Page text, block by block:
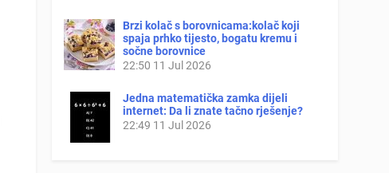
Brzi kolač s borovnicama:kolač koji
spaja prhko tijesto, bogatu kremu i
sočne borovnice
22:50 11 Jul 2026
Jedna matematička zamka dijeli
internet: Da li znate tačno rješenje?
22:49 11 Jul 2026